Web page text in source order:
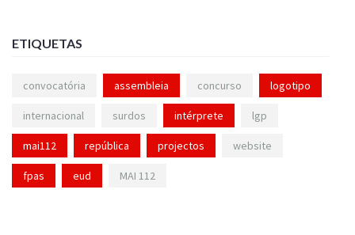
ETIQUETAS
convocatória assembleia concurso logotipo
internacional surdos intérprete lgp
mai112 república projectos website
fpas eud MAI 112